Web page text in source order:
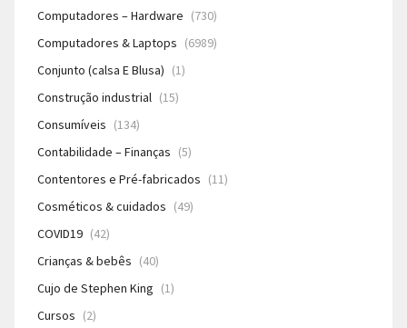
Computadores – Hardware (730)
Computadores & Laptops (6989)
Conjunto (calsa E Blusa) (1)
Construção industrial (15)
Consumíveis (134)
Contabilidade – Finanças (5)
Contentores e Pré-fabricados (11)
Cosméticos & cuidados (49)
COVID19 (42)
Crianças & bebês (40)
Cujo de Stephen King (1)
Cursos (2)